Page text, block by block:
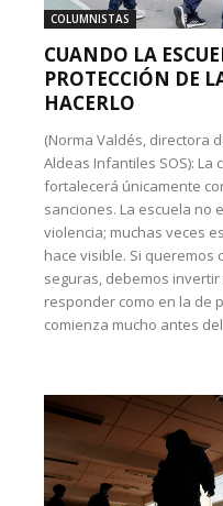
COLUMNISTAS
CUANDO LA
PROTECCIÓN DE
HACERLO
(Norma Valdés, directora
Aldeas Infantiles SOS):
fortalecerá únicamente
sanciones. La escuela no
violencia; muchas veces
hace visible. Si queremos
seguras, debemos
responder como en la de
comienza mucho antes